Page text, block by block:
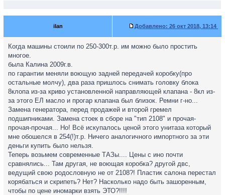
ilan Добавлено: 26 окт 2018, 13:14
Когда машины стоили по 250-300т.р. им можно было простить
многое.
была Калина 2009г.в.
по гарантии меняли воющую задней передачей коробку(про
остальные молчу), два раза пришлось снимать головку блока
8клопа из-за криво установленной направляющей клапана - 8кл из-
за этого ЕЛ масло и прогар клапана был близок. Ремни г-но...
Замена генератора, перед продажей и второй гремел
подшипниками. Замена стоек в сборе на "тип 2108" и прочая-
прочая-прочая... Но! Всё искупалось ценой этого унитаза который
мне обошелся в 254(!)т.р. Ничего аналогичного импортного за эти
деньги купить было нельзя.
Теперь возьмем современные ТАЗы.... Цены с ино почти
сравнялись... Там другая, не воющая коробка? другой двс,
ведущий свою родословную не от 2108?! Пластик салона перестал
корябаться и скрипеть? Нет? Насколько надо быть зашоренным,
чтобы по цене иномарки взять ЭТО?!!!!